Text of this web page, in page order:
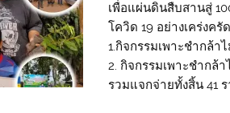
เพื่อแผ่นดินสืบสานสู่
โควิด 19 อย่างเคร่งครัด
1.กิจกรรมเพาะชำกล้า
2. กิจกรรมเพาะชำกล้
รวมแจกจ่ายทั้งสิ้น 41 ร